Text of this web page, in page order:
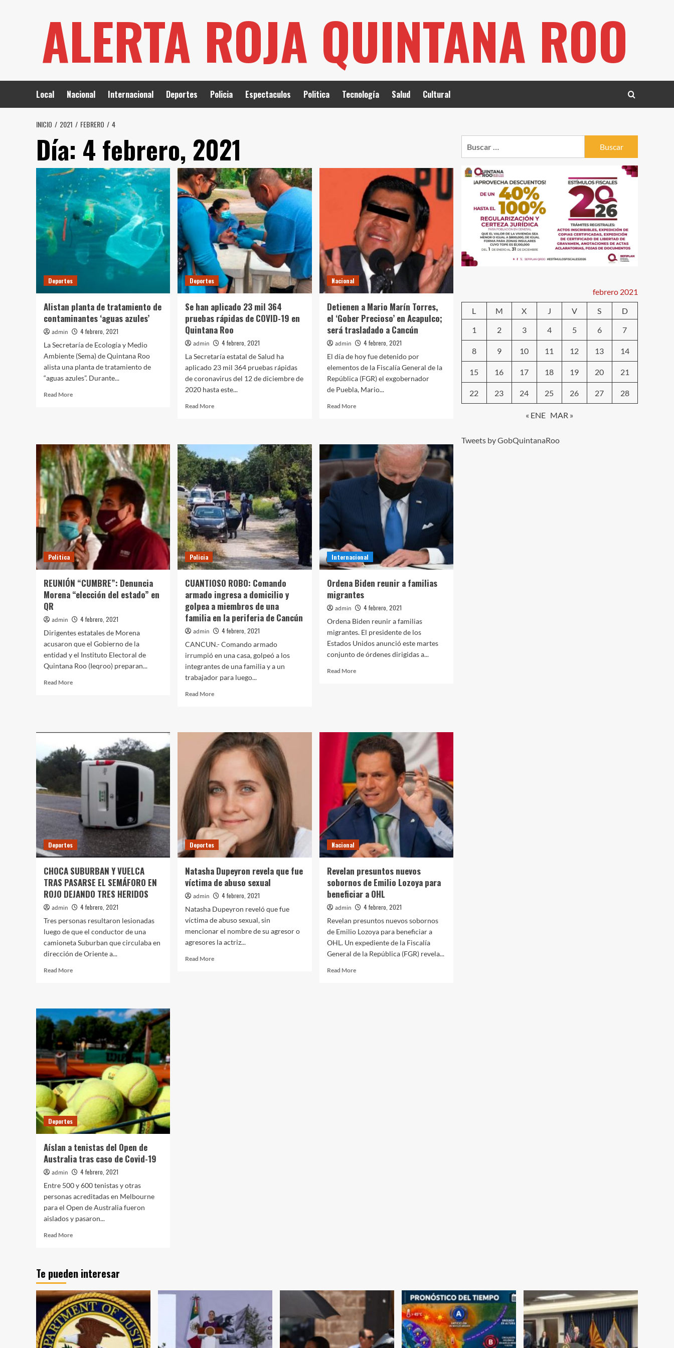
ALERTA ROJA QUINTANA ROO
Local Nacional Internacional Deportes Policia Espectaculos Politica Tecnología Salud Cultural
INICIO 2021 FEBRERO 4
Día: 4 febrero, 2021
Deportes
Alistan planta de tratamiento de
contaminantes ‘aguas azules’
admin
4 febrero, 2021
La Secretaría de Ecología y Medio
Ambiente (Sema) de Quintana Roo
alista una planta de tratamiento de
“aguas azules”. Durante...
Read MoreRead
tratamiento
de
contaminantes
‘aguas
azules’
Deportes
Se han aplicado 23 mil 364
pruebas rápidas de COVID-19 en
Quintana Roo
admin
4 febrero, 2021
La Secretaría estatal de Salud ha
aplicado 23 mil 364 pruebas rápidas
de coronavirus del 12 de diciembre de
2020 hasta este...
Read MoreRead
han
23
mil
364
pruebas
rápidas
de
COVID-
19
en
Quintana
Roo
Nacional
Detienen a Mario Marín Torres,
el ‘Gober Precioso’ en Acapulco;
será trasladado a Cancún
admin
4 febrero, 2021
El día de hoy fue detenido por
elementos de la Fiscalía General de la
República (FGR) el exgobernador
de Puebla, Mario...
Read MoreRead
a
Marín
Torres,
el
Precioso’
Acapulco;
trasladado
a
Cancún
Politica
REUNIÓN “CUMBRE”: Denuncia
Morena “elección del estado” en
QR
admin
4 febrero, 2021
Dirigentes estatales de Morena
acusaron que el Gobierno de la
entidad y el Instituto Electoral de
Quintana Roo (Ieqroo) preparan...
Read MoreRead
“elección
del
estado”
en
Policia
CUANTIOSO ROBO: Comando
armado ingresa a domicilio y
golpea a miembros de una
familia en la periferia de Cancún
admin
4 febrero, 2021
CANCUN.- Comando armado
irrumpió en una casa, golpeó a los
integrantes de una familia y a un
trabajador para luego...
Read MoreRead
ROBO:
Comando
armado
ingresa
domicilio
y
golpea
miembros
de
una
familia
periferia
de
Cancún
Internacional
Ordena Biden reunir a familias
migrantes
admin
4 febrero, 2021
Ordena Biden reunir a familias
migrantes. El presidente de los
Estados Unidos anunció este martes
conjunto de órdenes dirigidas a...
Read MoreRead
familias
migrantes
Deportes
CHOCA SUBURBAN Y VUELCA
TRAS PASARSE EL SEMÁFORO EN
ROJO DEJANDO TRES HERIDOS
admin
4 febrero, 2021
Tres personas resultaron lesionadas
luego de que el conductor de una
camioneta Suburban que circulaba en
dirección de Oriente a...
Read MoreRead
SUBURBAN
Y
VUELCA
TRAS
PASARSE
EL
SEMÁFORO
EN
ROJO
DEJANDO
TRES
HERIDOS
Deportes
Natasha Dupeyron revela que fue
víctima de abuso sexual
admin
4 febrero, 2021
Natasha Dupeyron reveló que fue
víctima de abuso sexual, sin
mencionar el nombre de su agresor o
agresores la actriz...
Read MoreRead
Nacional
Revelan presuntos nuevos
sobornos de Emilio Lozoya para
beneficiar a OHL
admin
4 febrero, 2021
Revelan presuntos nuevos sobornos
de Emilio Lozoya para beneficiar a
OHL. Un expediente de la Fiscalía
General de la República (FGR) revela...
Read MoreRead
Deportes
Aíslan a tenistas del Open de
Australia tras caso de Covid-19
admin
4 febrero, 2021
Entre 500 y 600 tenistas y otras
personas acreditadas en Melbourne
para el Open de Australia fueron
aislados y pasaron...
Read MoreRead
a
del
Open
de
Australia
tras
caso
febrero 2021
L
M X J V S
D
1
2 3 4 5 6 7
8 9 10 11 12 13 14
15 16 17 18 19 20 21
22 23 24 25 26 27 28
« ENE MAR »
Tweets by GobQuintanaRoo
Te pueden interesar